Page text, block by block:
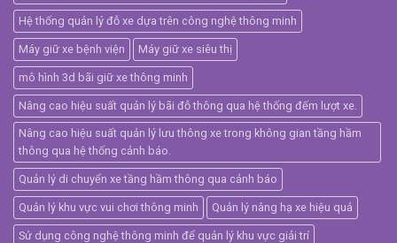
Hệ thống quản lý đỗ xe dựa trên công nghệ thông minh
Máy giữ xe bệnh viện Máy giữ xe siêu thị
mô hình 3d bãi giữ xe thông minh
Nâng cao hiệu suất quản lý bãi đỗ thông qua hệ thống đếm lượt xe.
Nâng cao hiệu suất quản lý lưu thông xe trong không gian tầng hầm
thông qua hệ thống cảnh báo.
Quản lý di chuyển xe tầng hầm thông qua cảnh báo
Quản lý khu vực vui chơi thông minh Quản lý nâng hạ xe hiệu quả
Sử dụng công nghệ thông minh để quản lý khu vực giải trí